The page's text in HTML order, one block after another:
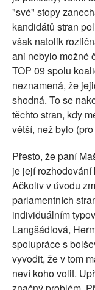
"své" stopy
kandidátů stran
však natolik
ani nebylo možné
TOP 09 spolu
neznamená, že
shodná. To se
těchto stran, kdy
větší, než bylo
Přesto, že paní
je její rozhodování
Ačkoliv v úvodu
parlamentních
individuálním
Langšádlová,
spolupráce s
vyvodit, že v tom
neví koho volit.